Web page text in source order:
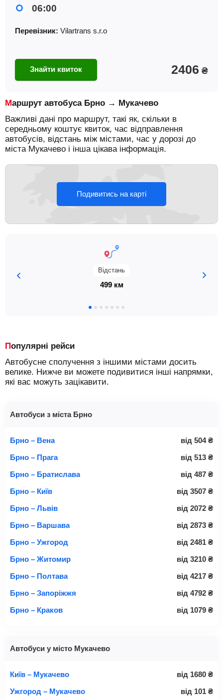
06:00
Перевізник: Vilartrans s.r.o
Знайти квиток 2406 ₴
Маршрут автобуса Брно → Мукачево
Важливі дані про маршрут, такі як, скільки в
середньому коштує квиток, час відправлення
автобусів, відстань між містами, час у дорозі до
міста Мукачево і інша цікава інформація.
Подивитись на карті
Відстань
499 км
Популярні рейси
Автобусне сполучення з іншими містами досить
велике. Нижче ви можете подивитися інші напрямки,
які вас можуть зацікавити.
Автобуси з міста Брно
Брно – Вена від 504 ₴
Брно – Прага
від 513 ₴
Брно – Братислава
від 487 ₴
Брно – Київ
від 3507 ₴
Брно – Львів
від 2072 ₴
Брно – Варшава
від 2873 ₴
Брно – Ужгород
від 2481 ₴
Брно – Житомир
від 3210 ₴
Брно – Полтава
від 4217 ₴
Брно – Запоріжжя
від 4792 ₴
Брно – Краков
від 1079 ₴
Автобуси у місто Мукачево
Київ – Мукачево від 1680 ₴
Ужгород – Мукачево
від 101 ₴